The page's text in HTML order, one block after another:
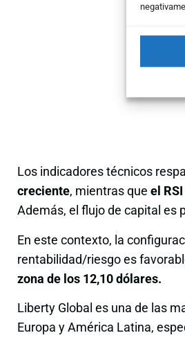
Los indicadores técnicos
creciente, mientras que el
Además, el flujo de capital es
En este contexto, la
rentabilidad/riesgo es
zona de los 12,10 dólares.
Liberty Global es una de las
Europa y América Latina,